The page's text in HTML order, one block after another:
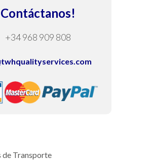
+34 968 909 808
de Transporte